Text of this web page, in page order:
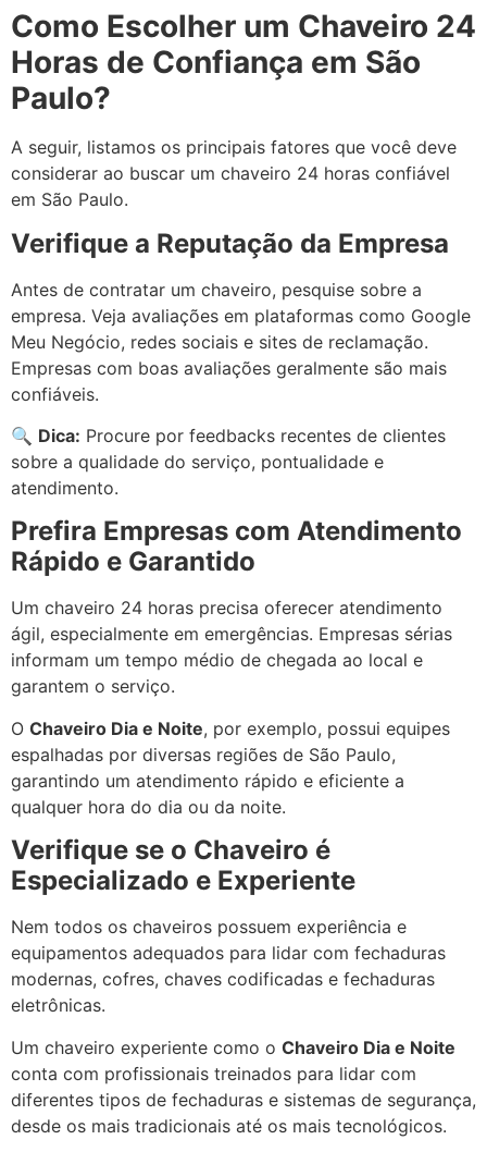
Como Escolher um Chaveiro 24
Horas de Confiança em São
Paulo?
A seguir, listamos os principais fatores que você deve
considerar ao buscar um chaveiro 24 horas confiável
em São Paulo.
Verifique a Reputação da Empresa
Antes de contratar um chaveiro, pesquise sobre a
empresa. Veja avaliações em plataformas como Google
Meu Negócio, redes sociais e sites de reclamação.
Empresas com boas avaliações geralmente são mais
confiáveis.
🔍 Dica: Procure por feedbacks recentes de clientes
sobre a qualidade do serviço, pontualidade e
atendimento.
Prefira Empresas com Atendimento
Rápido e Garantido
Um chaveiro 24 horas precisa oferecer atendimento
ágil, especialmente em emergências. Empresas sérias
informam um tempo médio de chegada ao local e
garantem o serviço.
O Chaveiro Dia e Noite, por exemplo, possui equipes
espalhadas por diversas regiões de São Paulo,
garantindo um atendimento rápido e eficiente a
qualquer hora do dia ou da noite.
Verifique se o Chaveiro é
Especializado e Experiente
Nem todos os chaveiros possuem experiência e
equipamentos adequados para lidar com fechaduras
modernas, cofres, chaves codificadas e fechaduras
eletrônicas.
Um chaveiro experiente como o Chaveiro Dia e Noite
conta com profissionais treinados para lidar com
diferentes tipos de fechaduras e sistemas de segurança,
desde os mais tradicionais até os mais tecnológicos.